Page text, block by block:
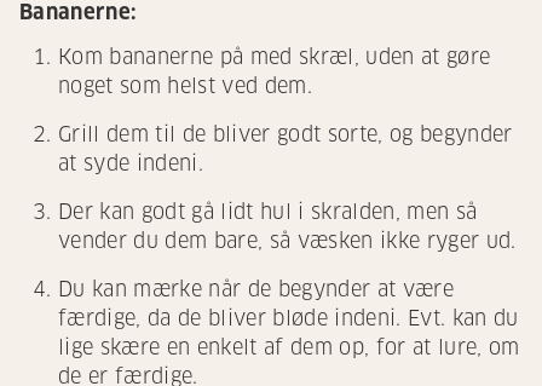
Bananerne:
Kom bananerne på med skræl, uden at gøre
noget som helst ved dem.
Grill dem til de bliver godt sorte, og begynder
at syde indeni.
Der kan godt gå lidt hul i skralden, men så
vender du dem bare, så væsken ikke ryger ud.
Du kan mærke når de begynder at være
færdige, da de bliver bløde indeni. Evt. kan du
lige skære en enkelt af dem op, for at lure, om
de er færdige.